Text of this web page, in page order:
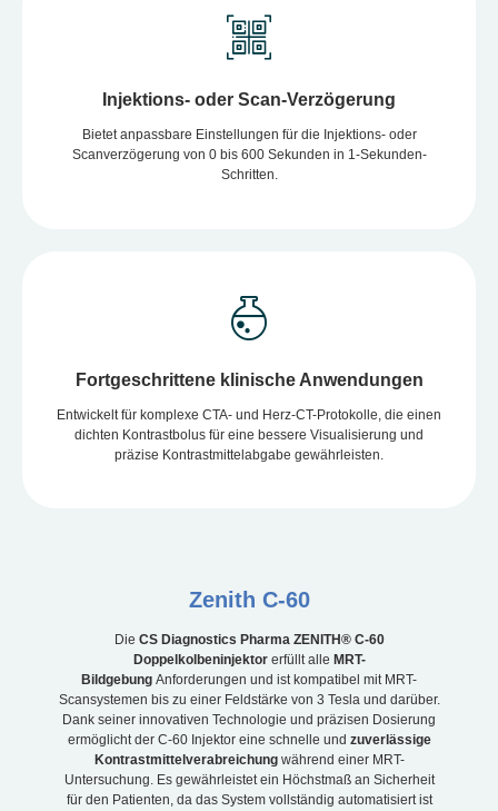
Injektions- oder Scan-Verzögerung
Bietet anpassbare Einstellungen für die Injektions- oder
Scanverzögerung von 0 bis 600 Sekunden in 1-Sekunden-
Schritten.
Fortgeschrittene klinische Anwendungen
Entwickelt für komplexe CTA- und Herz-CT-Protokolle, die einen
dichten Kontrastbolus für eine bessere Visualisierung und
präzise Kontrastmittelabgabe gewährleisten.
Zenith C-60
Die CS Diagnostics Pharma ZENITH® C-60
Doppelkolbeninjektorerfüllt alle MRT-
Bildgebung Anforderungen und ist kompatibel mit MRT-
Scansystemen bis zu einer Feldstärke von 3 Tesla und darüber.
Dank seiner innovativen Technologie und präzisen Dosierung
ermöglicht der C-60 Injektor eine schnelle und zuverlässige
Kontrastmittelverabreichungwährend einer MRT-
Untersuchung. Es gewährleistet ein Höchstmaß an Sicherheit
für den Patienten, da das System vollständig automatisiert ist